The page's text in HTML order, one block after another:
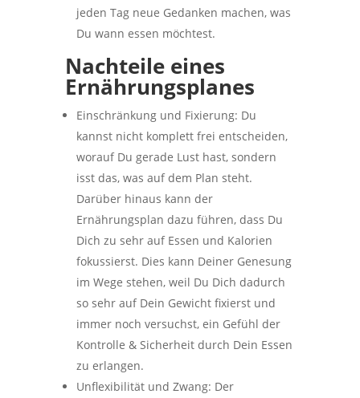
jeden Tag neue Gedanken machen, was
Du wann essen möchtest.
Nachteile eines
Ernährungsplanes
Einschränkung und Fixierung: Du
kannst nicht komplett frei entscheiden,
worauf Du gerade Lust hast, sondern
isst das, was auf dem Plan steht.
Darüber hinaus kann der
Ernährungsplan dazu führen, dass Du
Dich zu sehr auf Essen und Kalorien
fokussierst. Dies kann Deiner Genesung
im Wege stehen, weil Du Dich dadurch
so sehr auf Dein Gewicht fixierst und
immer noch versuchst, ein Gefühl der
Kontrolle & Sicherheit durch Dein Essen
zu erlangen.
Unflexibilität und Zwang: Der